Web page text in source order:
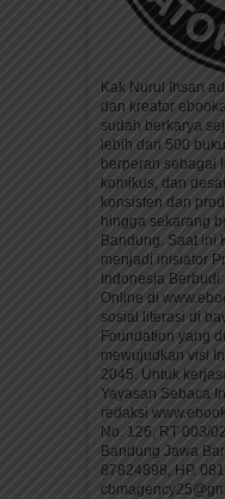
Kak Nurul Ihsan
dan kreator
sudah berkarya
lebih dari 500
berperan sebagai
komikus, dan
konsisten dan
hingga sekarang
Bandung. Saat ini
menjadi inisiator
Indonesia
Online di
sosial literasi di
Foundation yang
mewujudkan visi
2045. Untuk
Yayasan Sebaca
redaksi
No. 126, RT 003/
Bandung Jawa
87824898, HP.